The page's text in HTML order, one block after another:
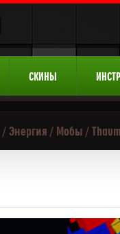
СКИНЫ
/ Энергия / Мобы /